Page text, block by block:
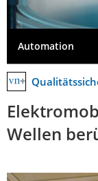
Automation
Wellen